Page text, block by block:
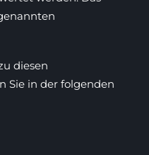
diesen
Sie in der folgenden